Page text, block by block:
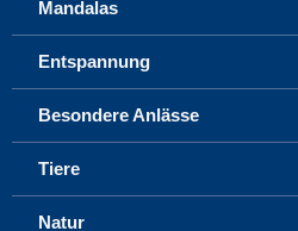
Mandalas
Entspannung
Besondere Anlässe
Tiere
Natur